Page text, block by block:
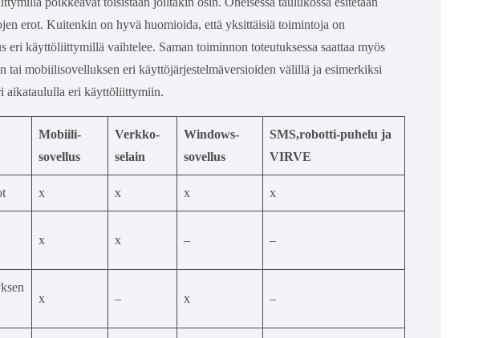
erot. Kuitenkin on hyvä huomioida, että yksittäisiä toimintoja on
eri käyttöliittymillä vaihtelee. Saman toiminnon toteutuksessa saattaa myös
mobiilisovelluksen eri käyttöjärjestelmäversioiden välillä ja esimerkiksi
aikataululla eri käyttöliittymiin.
Mobiili-
sovellus
Verkko-
selain
Windows-
sovellus
SMS,robotti-puhelu ja
VIRVE
x x x x
x x – –
x – x –